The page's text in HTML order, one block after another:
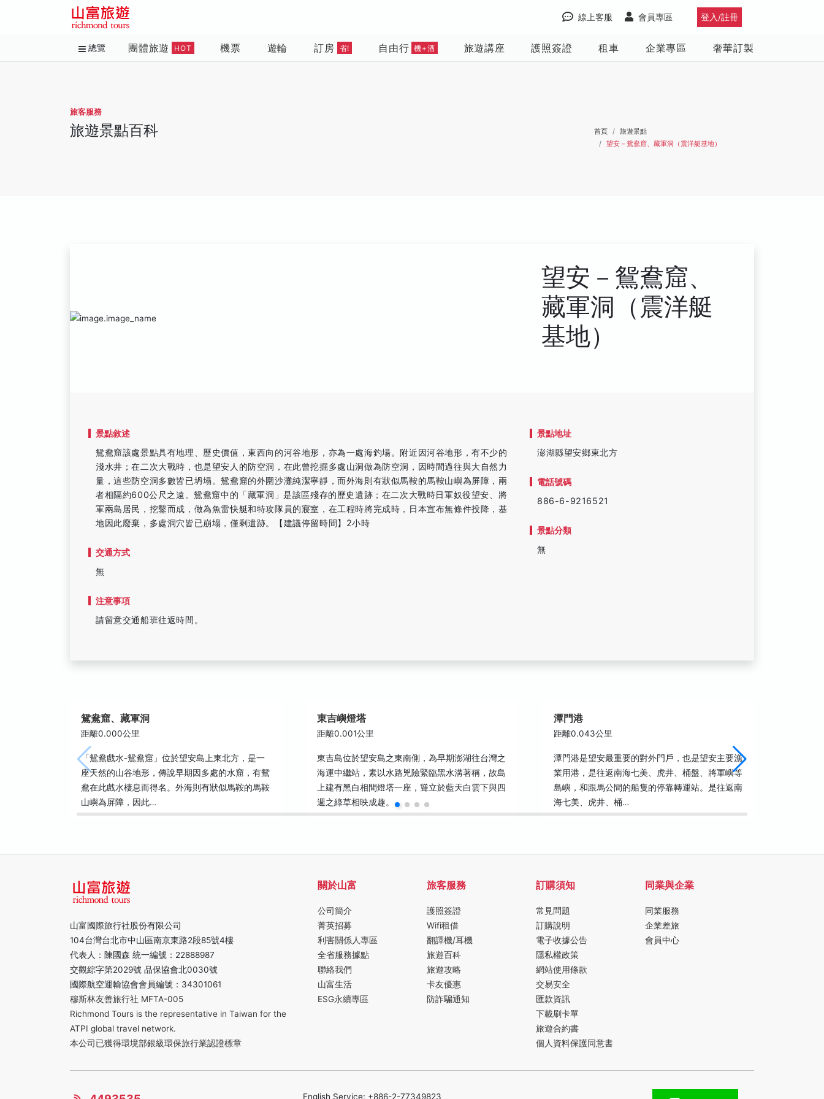
登入/註冊
會員專區
線上客服
總覽 團體旅遊 HOT 機票 遊輪 訂房 省! 自由行 機+酒 旅遊講座 護照簽證 租車 企業專區 奢華訂製
旅客服務
旅遊景點百科 首頁
旅遊景點
望安－鴛鴦窟、藏軍洞（震洋艇基地）
望安－鴛鴦窟、
藏軍洞（震洋艇
基地）
景點敘述
鴛鴦窟該處景點具有地理、歷史價值，東西向的河谷地形，亦為一處海釣場。附近因河谷地形，有不少的
淺水井；在二次大戰時，也是望安人的防空洞，在此曾挖掘多處山洞做為防空洞，因時間過往與大自然力
量，這些防空洞多數皆已坍塌。鴛鴦窟的外圍沙灘純潔寧靜，而外海則有狀似馬鞍的馬鞍山嶼為屏障，兩
者相隔約600公尺之遠。鴛鴦窟中的「藏軍洞」是該區殘存的歷史遺跡；在二次大戰時日軍奴役望安、將
軍兩島居民，挖鑿而成，做為魚雷快艇和特攻隊員的寢室，在工程時將完成時，日本宣布無條件投降，基
地因此廢棄，多處洞穴皆已崩塌，僅剩遺跡。【建議停留時間】2小時
交通方式
無
注意事項
請留意交通船班往返時間。
景點地址
澎湖縣望安鄉東北方
電話號碼
886-6-9216521
景點分類
無
鴛鴦窟、藏軍洞
距離0.000公里
「鴛鴦戲水-鴛鴦窟」位於望安島上東北方，是一
座天然的山谷地形，傳說早期因多處的水窟，有鴛
鴦在此戲水棲息而得名。外海則有狀似馬鞍的馬鞍
山嶼為屏障，因此…
東吉嶼燈塔
距離0.001公里
東吉島位於望安島之東南側，為早期澎湖往台灣之
海運中繼站，素以水路兇險緊臨黑水溝著稱，故島
上建有黑白相間燈塔一座，聳立於藍天白雲下與四
週之綠草相映成趣。
潭門港
距離0.043公里
潭門港是望安最重要的對外門戶，也是望安主要漁
業用港，是往返南海七美、虎井、桶盤、將軍嶼等
島嶼，和跟馬公間的船隻的停靠轉運站。是往返南
海七美、虎井、桶…
山富國際旅行社股份有限公司
104台灣台北市中山區南京東路2段85號4樓
代表人：陳國森 統一編號：22888987
交觀綜字第2029號 品保協會北0030號
國際航空運輸協會會員編號：34301061
穆斯林友善旅行社 MFTA-005
Richmond Tours is the representative in Taiwan for the
ATPI global travel network.
本公司已獲得環境部銀級環保旅行業認證標章
關於山富
公司簡介
菁英招募
利害關係人專區
全省服務據點
聯絡我們
山富生活
ESG永續專區
旅客服務
護照簽證
Wifi租借
翻譯機/耳機
旅遊百科
旅遊攻略
卡友優惠
防詐騙通知
訂購須知
常見問題
訂購說明
電子收據公告
隱私權政策
網站使用條款
交易安全
匯款資訊
下載刷卡單
旅遊合約書
個人資料保護同意書
同業與企業
同業服務
企業差旅
會員中心
English Service: +886-2-77349823